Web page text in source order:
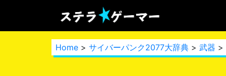
Home > サイバーパンク2077大辞典 > 武器 >